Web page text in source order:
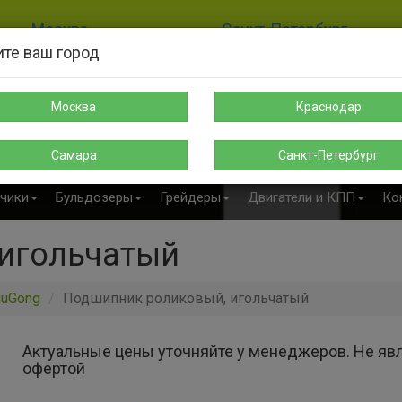
Москва
8-925-189-12-38
Санкт-Петербург
sales@s-spectehnika.ru spb@s-spectehnika.ru
Поиск Написать в
Бульдозеры Грейдеры Двигатели и КПП
Подшипник роликовый, игольчатый
Актуальные цены уточняйте у менеджеров. Не
офертой
ваш город
Москва Краснодар
Самара Санкт-Петербург